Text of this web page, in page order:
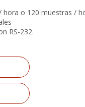
hora o 120 muestras /
RS-232.